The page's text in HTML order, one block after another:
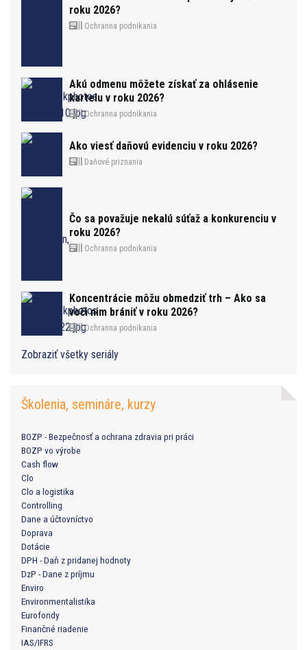
roku 2026?
Ochranna podnikania
Akú odmenu môžete získať za ohlásenie
kartelu v roku 2026?
Ochranna podnikania
Ako viesť daňovú evidenciu v roku 2026?
Daňové priznania
Čo sa považuje nekalú súťaž a konkurenciu v
roku 2026?
Ochranna podnikania
Koncentrácie môžu obmedziť trh – Ako sa
voči nim brániť v roku 2026?
Ochranna podnikania
Zobraziť všetky seriály
Školenia, semináre, kurzy
BOZP - Bezpečnosť a ochrana zdravia pri práci
BOZP vo výrobe
Cash flow
Clo
Clo a logistika
Controlling
Dane a účtovníctvo
Doprava
Dotácie
DPH - Daň z pridanej hodnoty
DzP - Dane z príjmu
Enviro
Environmentalistika
Eurofondy
Finančné riadenie
IAS/IFRS